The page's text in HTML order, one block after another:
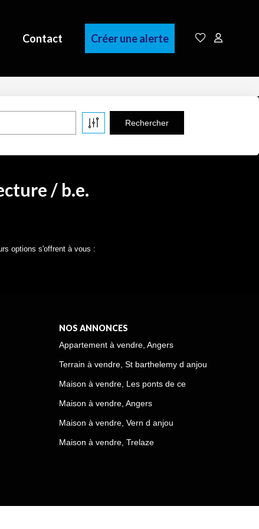
Contact Créer une alerte
/ b.e.
options s'offrent à vous :
NOS ANNONCES
Appartement à vendre, Angers
Terrain à vendre, St barthelemy d anjou
Maison à vendre, Les ponts de ce
Maison à vendre, Angers
Maison à vendre, Vern d anjou
Maison à vendre, Trelaze